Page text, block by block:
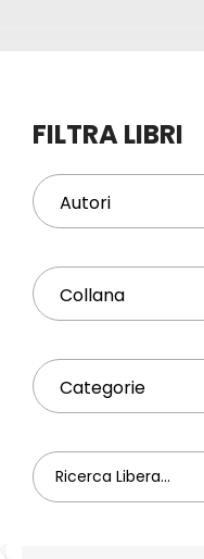
FILTRA LIBRI